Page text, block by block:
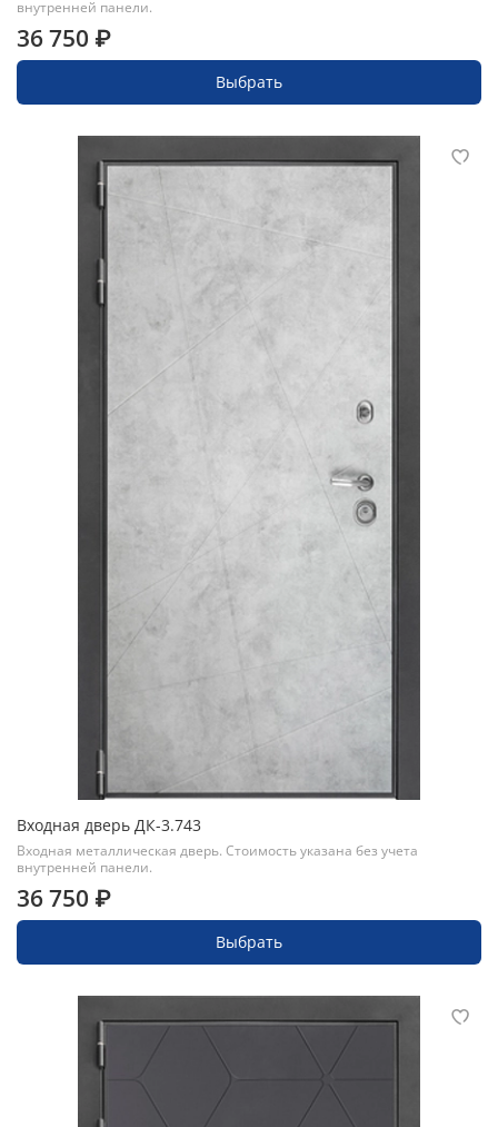
внутренней панели.
36 750 ₽
Выбрать
Входная дверь ДК-3.743
Входная металлическая дверь. Стоимость указана без учета
внутренней панели.
36 750 ₽
Выбрать